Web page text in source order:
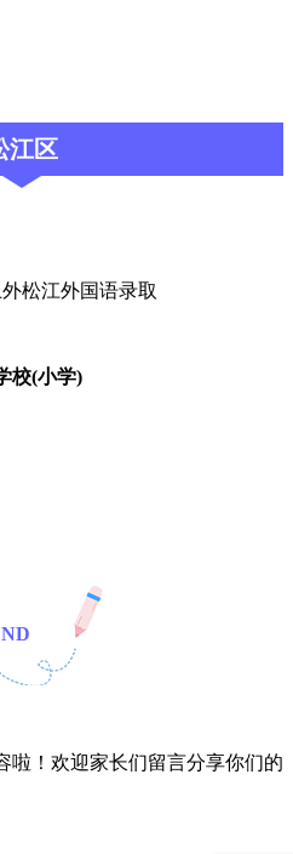
江区
松江外国语录取
校(小学)
啦！欢迎家长们留言分享你们的